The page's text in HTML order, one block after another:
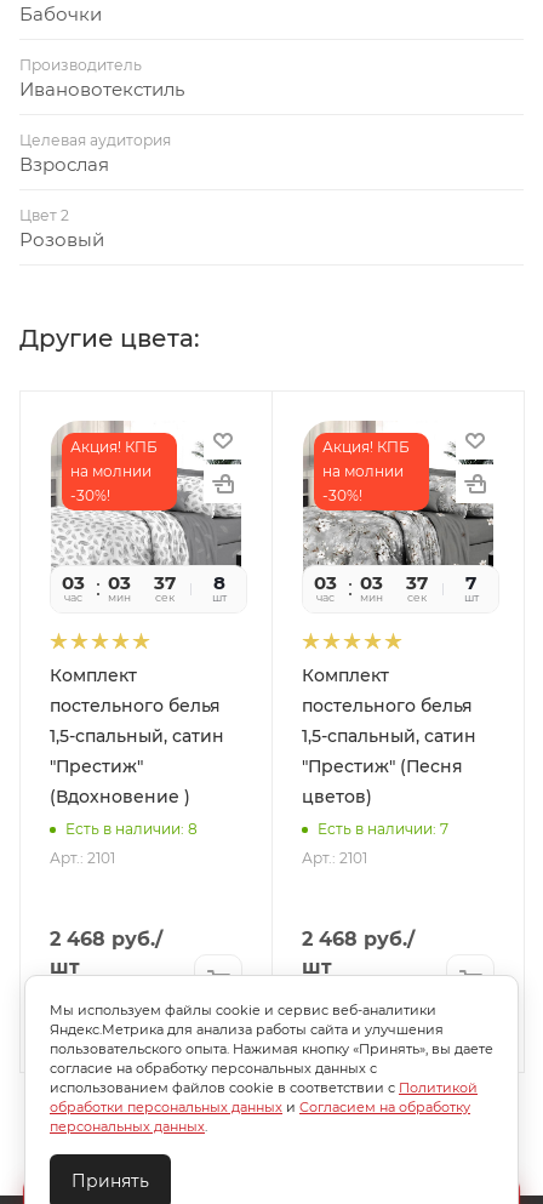
Бабочки
Производитель
Ивановотекстиль
Целевая аудитория
Взрослая
Цвет 2
Розовый
Другие цвета:
Акция! КПБ
на молнии
-30%!
03
час
03
мин
36
сек
8
шт
Комплект
постельного белья
1,5-спальный, сатин
"Престиж"
(Вдохновение )
Есть в наличии: 8
Арт.: 2101
2 468 руб./
шт
- 30% Экономия 1 057руб.
Акция! КПБ
на молнии
-30%!
03
час
03
мин
36
сек
7
шт
Комплект
постельного белья
1,5-спальный, сатин
"Престиж" (Песня
цветов)
Есть в наличии: 7
Арт.: 2101
2 468 руб./
шт
-30% Экономия 1 057
Мы используем файлы cookie и сервис веб-аналитики
Яндекс.Метрика для анализа работы сайта и улучшения
пользовательского опыта. Нажимая кнопку «Принять», вы даете
согласие на обработку персональных данных с
использованием файлов cookie в соответствии с Политикой
обработки персональных данных и Согласием на обработку
персональных данных.
Принять